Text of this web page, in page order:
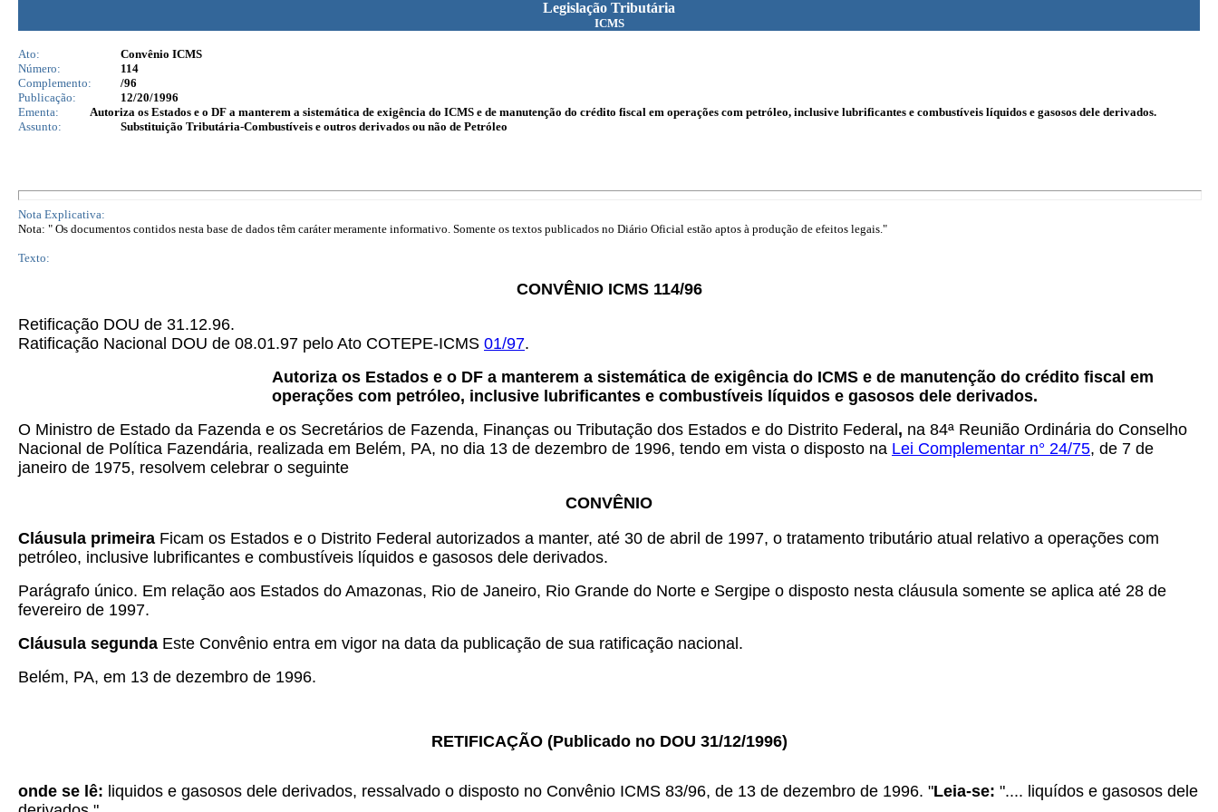
Legislação Tributária
ICMS
Ato:
Convênio ICMS
Número:
114
Complemento:
/96
Publicação:
12/20/1996
Ementa:
Autoriza os Estados e o DF a manterem a sistemática de exigência do ICMS e de manutenção do crédito fiscal em operações com petróleo, inclusive lubrificantes e combustíveis líquidos e gasosos dele derivados.
Assunto:
Substituição Tributária-Combustíveis e outros derivados ou não de Petróleo
Nota Explicativa:
Nota: " Os documentos contidos nesta base de dados têm caráter meramente informativo. Somente os textos publicados no Diário Oficial estão aptos à produção de efeitos legais."
Texto:
CONVÊNIO ICMS 114/96
Retificação DOU de 31.12.96.
Ratificação Nacional DOU de 08.01.97 pelo Ato COTEPE-ICMS 01/97.
Autoriza os Estados e o DF a manterem a sistemática de exigência do ICMS e de manutenção do crédito fiscal em
operações com petróleo, inclusive lubrificantes e combustíveis líquidos e gasosos dele derivados.
O Ministro de Estado da Fazenda e os Secretários de Fazenda, Finanças ou Tributação dos Estados e do Distrito Federal , na 84ª Reunião Ordinária do Conselho
Nacional de Política Fazendária, realizada em Belém, PA, no dia 13 de dezembro de 1996, tendo em vista o disposto na Lei Complementar n° 24/75, de 7 de
janeiro de 1975, resolvem celebrar o seguinte
CONVÊNIO
Cláusula primeira Ficam os Estados e o Distrito Federal autorizados a manter, até 30 de abril de 1997, o tratamento tributário atual relativo a operações com
petróleo, inclusive lubrificantes e combustíveis líquidos e gasosos dele derivados.
Parágrafo único. Em relação aos Estados do Amazonas, Rio de Janeiro, Rio Grande do Norte e Sergipe o disposto nesta cláusula somente se aplica até 28 de
fevereiro de 1997.
Cláusula segunda Este Convênio entra em vigor na data da publicação de sua ratificação nacional.
Belém, PA, em 13 de dezembro de 1996.
RETIFICAÇÃO (Publicado no DOU 31/12/1996)
onde se lê: liquidos e gasosos dele derivados, ressalvado o disposto no Convênio ICMS 83/96, de 13 de dezembro de 1996. "Leia-se: ".... liquídos e gasosos dele